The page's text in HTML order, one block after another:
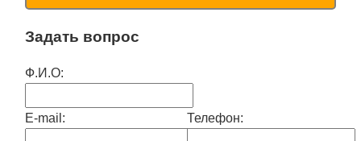
Задать вопрос
Ф.И.О:
E-mail: Телефон: